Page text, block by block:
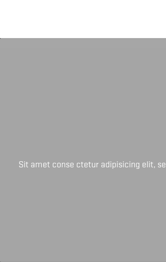
Sit amet conse ctetur adipisicing elit,